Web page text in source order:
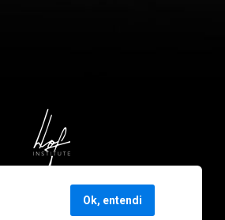
Ok, entendi